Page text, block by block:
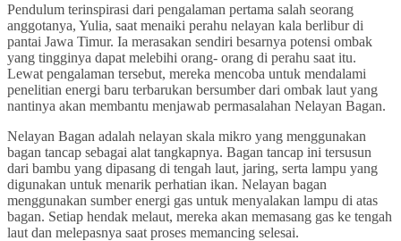
Pendulum terinspirasi dari pengalaman pertama salah seorang
anggotanya, Yulia, saat menaiki perahu nelayan kala berlibur di
pantai Jawa Timur. Ia merasakan sendiri besarnya potensi ombak
yang tingginya dapat melebihi orang- orang di perahu saat itu.
Lewat pengalaman tersebut, mereka mencoba untuk mendalami
penelitian energi baru terbarukan bersumber dari ombak laut yang
nantinya akan membantu menjawab permasalahan Nelayan Bagan.
Nelayan Bagan adalah nelayan skala mikro yang menggunakan
bagan tancap sebagai alat tangkapnya. Bagan tancap ini tersusun
dari bambu yang dipasang di tengah laut, jaring, serta lampu yang
digunakan untuk menarik perhatian ikan. Nelayan bagan
menggunakan sumber energi gas untuk menyalakan lampu di atas
bagan. Setiap hendak melaut, mereka akan memasang gas ke tengah
laut dan melepasnya saat proses memancing selesai.